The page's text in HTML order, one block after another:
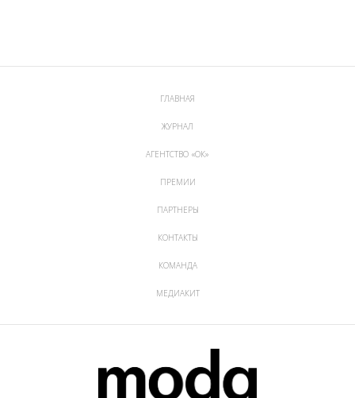
ГЛАВНАЯ
ЖУРНАЛ
АГЕНТСТВО «ОК»
ПРЕМИИ
ПАРТНЕРЫ
КОНТАКТЫ
КОМАНДА
МЕДИАКИТ